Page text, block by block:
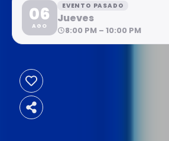
06
AGO
EVENTO PASADO
Jueves
8:00 PM – 10:00 PM